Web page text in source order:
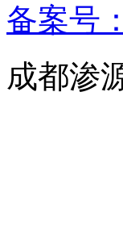
备案号
成都渗